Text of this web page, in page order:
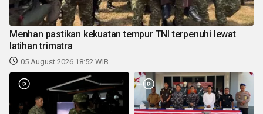
Menhan pastikan kekuatan tempur TNI terpenuhi lewat
latihan trimatra
05 August 2026 18:52 WIB